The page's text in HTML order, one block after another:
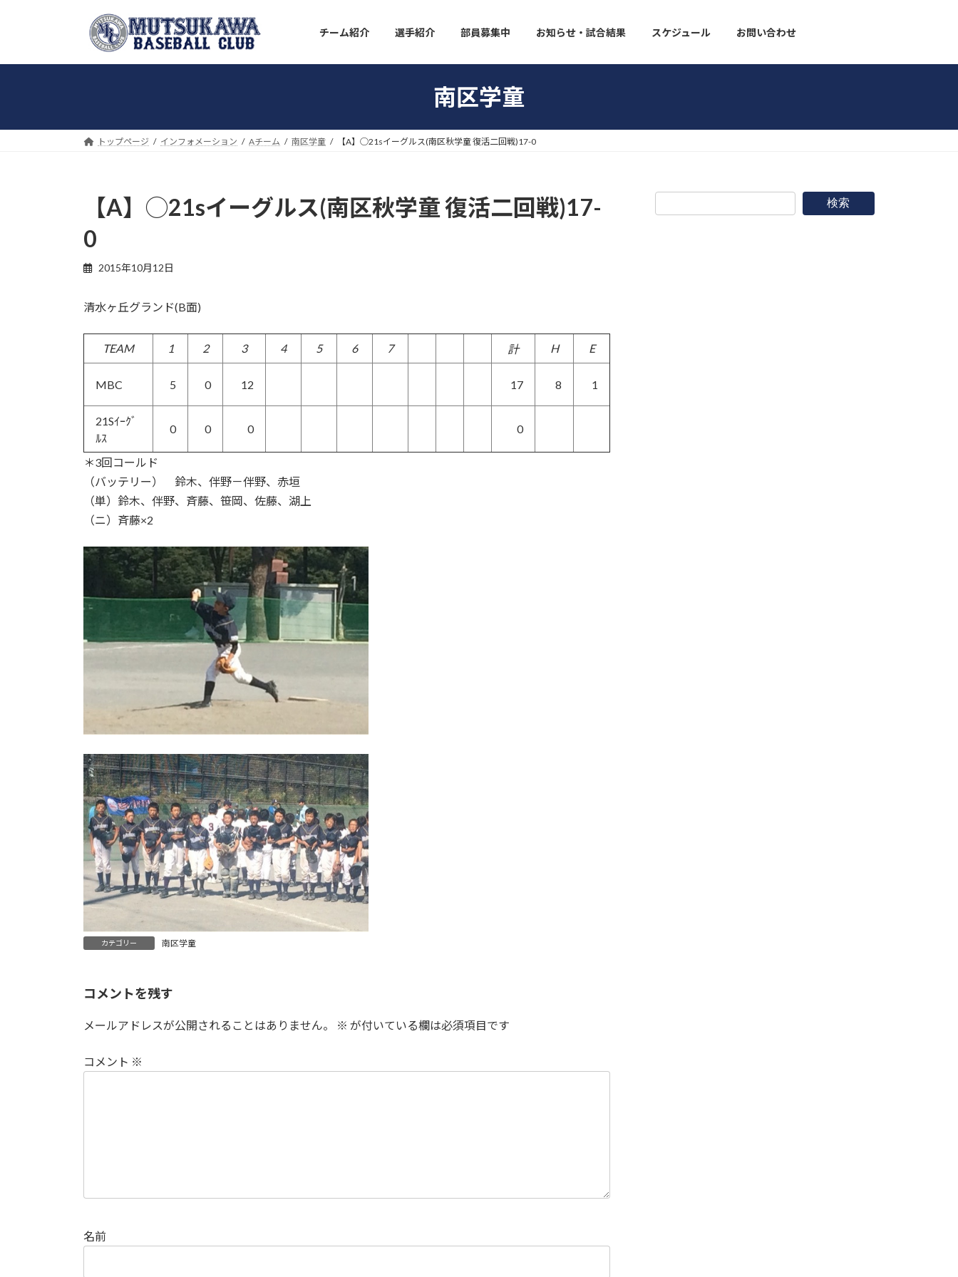
キ
に
チーム紹介 選手紹介 部員募集中 お知らせ・試合結果 スケジュール お問い合わせ
南区学童
トップページ インフォメーション Aチーム 南区学童 【A】◯21sイーグルス(南区秋学童 復活二回戦)17-0
【A】◯21sイーグルス(南区秋学童 復活二回戦)17-
0
2015年10月12日
清水ヶ丘グランド(B面)
TEAM 1 2 3 4 5 6 7 計 H E
MBC 5 0 12 17 8 1
21Sｲｰｸﾞ
ﾙｽ
0 0 0 0
＊3回コールド
（バッテリー） 鈴木、伴野－伴野、赤垣
（単）鈴木、伴野、斉藤、笹岡、佐藤、湖上
（ニ）斉藤×2
カテゴリー 南区学童
コメントを残す
メールアドレスが公開されることはありません。 ※ が付いている欄は必須項目です
コメント ※
名前
検索